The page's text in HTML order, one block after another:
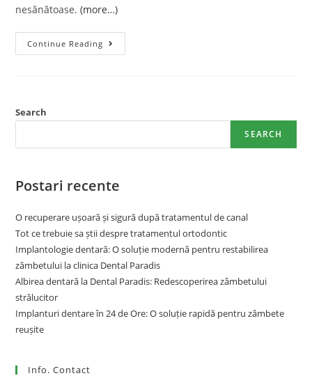
nesănătoase.(more…)
Continue Reading
Search
SEARCH
Postari recente
O recuperare ușoară și sigură după tratamentul de canal
Tot ce trebuie sa știi despre tratamentul ortodontic
Implantologie dentară: O soluție modernă pentru restabilirea
zâmbetului la clinica Dental Paradis
Albirea dentară la Dental Paradis: Redescoperirea zâmbetului
strălucitor
Implanturi dentare în 24 de Ore: O soluție rapidă pentru zâmbete
reușite
Info. Contact